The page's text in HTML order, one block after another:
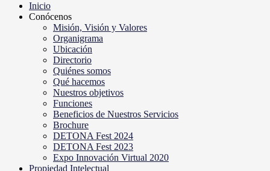
Inicio
Conócenos
Misión, Visión y Valores
Organigrama
Ubicación
Directorio
Quiénes somos
Qué hacemos
Nuestros objetivos
Funciones
Beneficios de Nuestros Servicios
Brochure
DETONA Fest 2024
DETONA Fest 2023
Expo Innovación Virtual 2020
Propiedad Intelectual